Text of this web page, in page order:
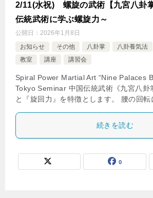
2/11(水祝) 螺旋の武術【九宮八卦
伝統武術に学ぶ螺旋力～
公開日： 2026年1月8日
お知らせ
その他 八卦掌 八卦養気法
教室
講座 講習会
Spiral Power Martial Art “Nine Palaces
Tokyo Seminar 中国伝統武術《九宮八卦
と『旋回力』を特徴とします。 腰の回
続きを読む
0